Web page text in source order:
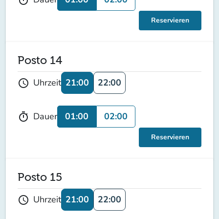
Reservieren
Posto 14
schedule Uhrzeit 21:00 22:00
timer Dauer 01:00 02:00
Reservieren
Posto 15
schedule Uhrzeit 21:00 22:00